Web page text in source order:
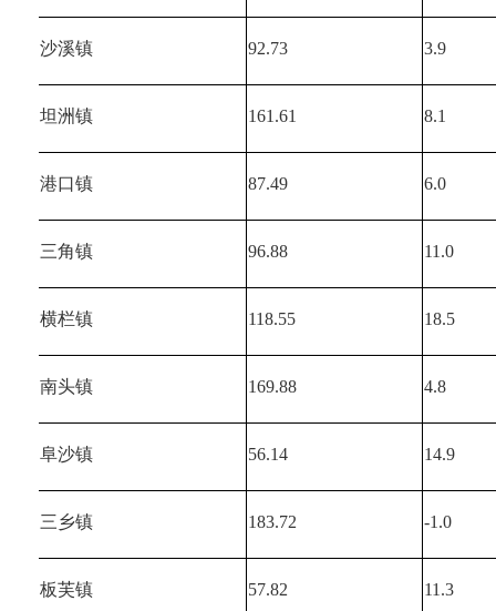
沙溪镇 92.73 3.9
坦洲镇 161.61 8.1
港口镇 87.49 6.0
三角镇 96.88 11.0
横栏镇 118.55 18.5
南头镇 169.88 4.8
阜沙镇 56.14 14.9
三乡镇 183.72 -1.0
板芙镇 57.82 11.3